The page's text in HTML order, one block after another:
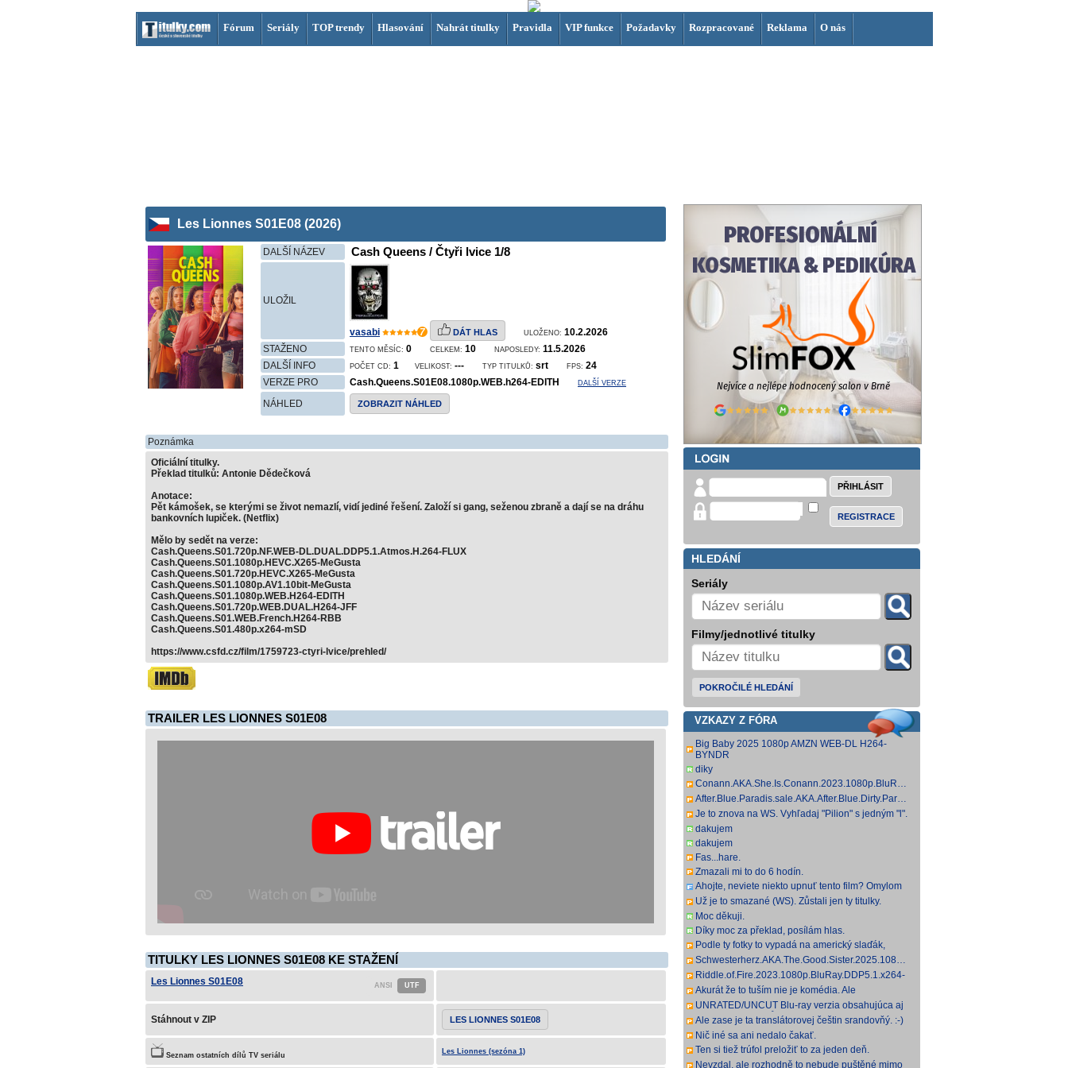
Fórum Seriály TOP trendy Hlasování Nahrát titulky Pravidla VIP funkce Požadavky Rozpracované Reklama O nás
Les Lionnes S01E08 (2026)
DALŠÍ NÁZEV Cash Queens / Čtyři lvice 1/8
ULOŽIL
vasabi 7 DÁT HLAS ULOŽENO: 10.2.2026
STAŽENO
TENTO MĚSÍC: 0 CELKEM: 10 NAPOSLEDY: 11.5.2026
DALŠÍ INFO
POČET CD: 1 VELIKOST: --- TYP TITULKŮ: srt FPS: 24
VERZE PRO
Cash.Queens.S01E08.1080p.WEB.h264-EDITH DALŠÍ VERZE
NÁHLED ZOBRAZIT NÁHLED
Poznámka
Oficiální titulky.
Překlad titulků: Antonie Dědečková
Anotace:
Pět kámošek, se kterými se život nemazlí, vidí jediné řešení. Založí si gang, seženou zbraně a dají se na dráhu
bankovních lupiček. (Netflix)
Mělo by sedět na verze:
Cash.Queens.S01.720p.NF.WEB-DL.DUAL.DDP5.1.Atmos.H.264-FLUX
Cash.Queens.S01.1080p.HEVC.X265-MeGusta
Cash.Queens.S01.720p.HEVC.X265-MeGusta
Cash.Queens.S01.1080p.AV1.10bit-MeGusta
Cash.Queens.S01.1080p.WEB.H264-EDITH
Cash.Queens.S01.720p.WEB.DUAL.H264-JFF
Cash.Queens.S01.WEB.French.H264-RBB
Cash.Queens.S01.480p.x264-mSD
https://www.csfd.cz/film/1759723-ctyri-lvice/prehled/
TRAILER LES LIONNES S01E08
TITULKY LES LIONNES S01E08 KE STAŽENÍ
Les Lionnes S01E08
Stáhnout v ZIP LES LIONNES S01E08
Seznam ostatních dílů TV seriálu Les Lionnes (sezóna 1)
REGISTRACE
HLEDÁNÍ
Seriály
Filmy/jednotlivé titulky
POKROČILÉ HLEDÁNÍ
VZKAZY Z FÓRA
Big Baby 2025 1080p AMZN WEB-DL H264-
BYNDR
diky
Conann.AKA.She.Is.Conann.2023.1080p.BluRay.DDP5.1.x264-
SbR [14,53 GB]
SbR [15,19 GB]
Je to znova na WS. Vyhľadaj "Pilion" s jedným "l".
dakujem
dakujem
Fas...hare.
Zmazali mi to do 6 hodín.
Ahojte, neviete niekto upnuť tento film? Omylom
som ho vymazal a neviem ho nikde nájsť. Robil
som na
Už je to smazané (WS). Zůstali jen ty titulky.
Moc děkuji.
Díky moc za překlad, posílám hlas.
Podle ty fotky to vypadá na americký slaďák,
ovšem opak je pravdou..... Kdysi jsem četl i
Schwesterherz.AKA.The.Good.Sister.2025.1080p.AMZN.WEB-
DL.DDP5.1.H.264-cinepth [5,88 GB] Nemecké
Riddle.of.Fire.2023.1080p.BluRay.DDP5.1.x264-
SbR [18,74 GB]
Akurát že to tuším nie je komédia. Ale
premietačka sa môže konať. Možno príde aj
susedov pes a tomu
UNRATED/UNCUT Blu-ray verzia obsahujúca aj
full frontal Skarsgårda, explicitnejšie zábery sexu
Ale zase je ta translátorovej češtin srandovňý. :-)
Nič iné sa ani nedalo čakať.
Ten si tiež trúfol preložiť to za jeden deň.
Nevzdal, ale rozhodně to nebude puštěné mimo